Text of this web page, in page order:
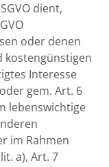
dient,
oder denen
kostengünstigen
Interesse
gem. Art. 6
lebenswichtige
im Rahmen
a), Art. 7